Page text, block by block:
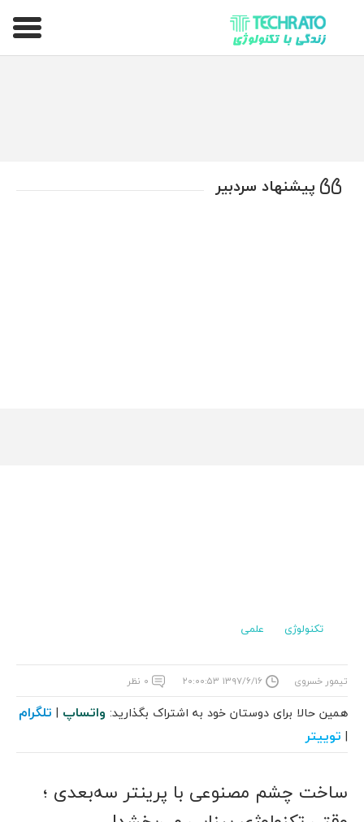
تکراتو – زندگی با تکنولوژی
پیشنهاد سردبیر
تکنولوژی علمی
تیمور خسروی ۱۳۹۷/۶/۱۶ ۲۰:۰۰:۵۳ ۰ نظر
همین حالا برای دوستان خود به اشتراک بگذارید: واتساپ | تلگرام
| توییتر
ساخت چشم مصنوعی با پرینتر سه‌بعدی ؛